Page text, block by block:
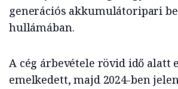
generációs akkumulátoripari
hullámában.
A cég árbevétele rövid idő alatt
emelkedett, majd 2024-ben